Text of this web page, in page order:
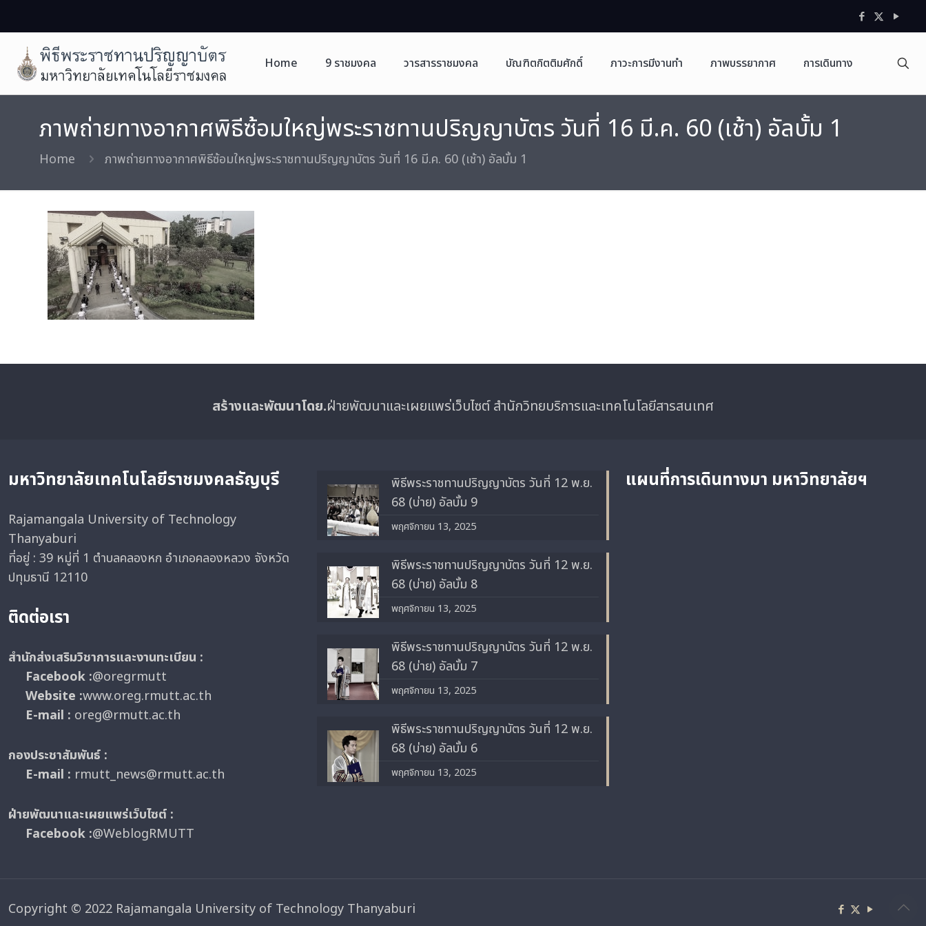
Home 9 ราชมงคล วารสารราชมงคล บัณฑิตกิตติมศักดิ์ ภาวะการมีงานทำ ภาพบรรยากาศ การเดินทาง
ภาพถ่ายทางอากาศพิธีซ้อมใหญ่พระราชทานปริญญาบัตร วันที่ 16 มี.ค. 60 (เช้า) อัลบั้ม 1
Home ภาพถ่ายทางอากาศพิธีซ้อมใหญ่พระราชทานปริญญาบัตร วันที่ 16 มี.ค. 60 (เช้า) อัลบั้ม 1
สร้างและพัฒนาโดย.ฝ่ายพัฒนาและเผยแพร่เว็บไซต์ สำนักวิทยบริการและเทคโนโลยีสารสนเทศ
มหาวิทยาลัยเทคโนโลยีราชมงคลธัญบุรี
Rajamangala University of Technology
Thanyaburi
ที่อยู่ : 39 หมู่ที่ 1 ตำบลคลองหก อำเภอคลองหลวง จังหวัด
ปทุมธานี 12110
ติดต่อเรา
สำนักส่งเสริมวิชาการและงานทะเบียน :
Facebook :@oregrmutt
Website :www.oreg.rmutt.ac.th
E-mail : oreg@rmutt.ac.th
กองประชาสัมพันธ์ :
E-mail : rmutt_news@rmutt.ac.th
ฝ่ายพัฒนาและเผยแพร่เว็บไซต์ :
Facebook :@WeblogRMUTT
พิธีพระราชทานปริญญาบัตร วันที่ 12 พ.ย.
68 (บ่าย) อัลบั้ม 9
พฤศจิกายน 13, 2025
พิธีพระราชทานปริญญาบัตร วันที่ 12 พ.ย.
68 (บ่าย) อัลบั้ม 8
พฤศจิกายน 13, 2025
พิธีพระราชทานปริญญาบัตร วันที่ 12 พ.ย.
68 (บ่าย) อัลบั้ม 7
พฤศจิกายน 13, 2025
พิธีพระราชทานปริญญาบัตร วันที่ 12 พ.ย.
68 (บ่าย) อัลบั้ม 6
พฤศจิกายน 13, 2025
แผนที่การเดินทางมา มหาวิทยาลัยฯ
Copyright © 2022 Rajamangala University of Technology Thanyaburi